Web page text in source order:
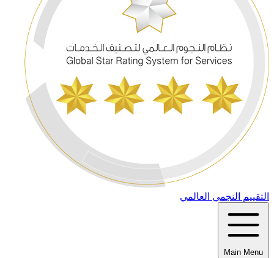
التقييم النجمي العالمي
Main Menu